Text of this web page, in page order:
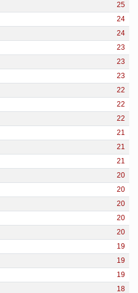
25
24
24
23
23
23
22
22
22
21
21
21
20
20
20
20
20
19
19
19
18